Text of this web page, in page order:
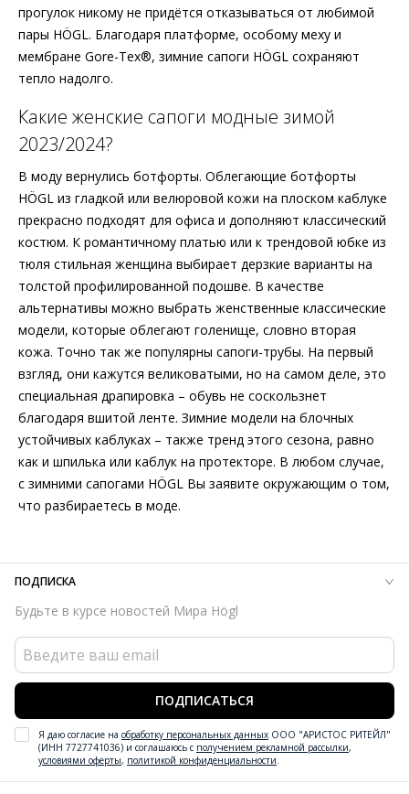
прогулок никому не придётся отказываться от любимой
пары HÖGL. Благодаря платформе, особому меху и
мембране Gore-Tex®, зимние сапоги HÖGL сохраняют
тепло надолго.
Какие женские сапоги модные зимой
2023/2024?
В моду вернулись ботфорты. Облегающие ботфорты
HÖGL из гладкой или велюровой кожи на плоском каблуке
прекрасно подходят для офиса и дополняют классический
костюм. К романтичному платью или к трендовой юбке из
тюля стильная женщина выбирает дерзкие варианты на
толстой профилированной подошве. В качестве
альтернативы можно выбрать женственные классические
модели, которые облегают голенище, словно вторая
кожа. Точно так же популярны сапоги-трубы. На первый
взгляд, они кажутся великоватыми, но на самом деле, это
специальная драпировка – обувь не соскользнет
благодаря вшитой ленте. Зимние модели на блочных
устойчивых каблуках – также тренд этого сезона, равно
как и шпилька или каблук на протекторе. В любом случае,
с зимними сапогами HÖGL Вы заявите окружающим о том,
что разбираетесь в моде.
ПОДПИСКА
Будьте в курсе новостей Мира Högl
ПОДПИСАТЬСЯ
Я даю согласие на обработку персональных данных ООО "АРИСТОС РИТЕЙЛ"
(ИНН 7727741036) и соглашаюсь с получением рекламной рассылки,
условиями оферты, политикой конфиденциальности.